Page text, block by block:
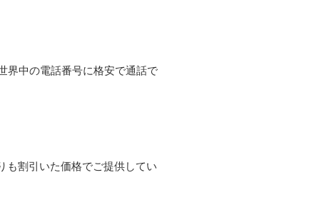
界中の電話番号に格安で通話で
も割引いた価格でご提供してい